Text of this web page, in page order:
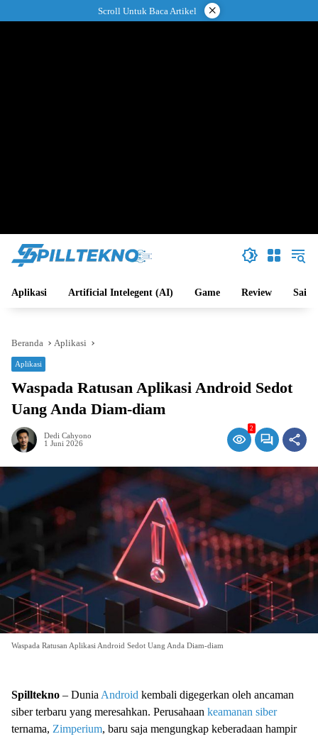
ke
Scroll Untuk Baca Artikel ×
Aplikasi Artificial Intelegent (AI) Game Review Sains
Beranda Aplikasi
Aplikasi
Waspada Ratusan Aplikasi Android Sedot
Uang Anda Diam-diam
Dedi Cahyono
1 Juni 2026
2
Waspada Ratusan Aplikasi Android Sedot Uang Anda Diam-diam
Spilltekno – Dunia Android kembali digegerkan oleh ancaman
siber terbaru yang meresahkan. Perusahaan keamanan siber
ternama, Zimperium, baru saja mengungkap keberadaan hampir